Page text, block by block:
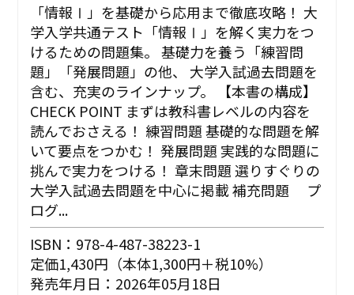
「情報Ⅰ」を基礎から応用まで徹底攻略！ 大
学入学共通テスト「情報Ⅰ」を解く実力をつ
けるための問題集。 基礎力を養う「練習問
題」「発展問題」の他、 大学入試過去問題を
含む、充実のラインナップ。 【本書の構成】
CHECK POINT まずは教科書レベルの内容を
読んでおさえる！ 練習問題 基礎的な問題を解
いて要点をつかむ！ 発展問題 実践的な問題に
挑んで実力をつける！ 章末問題 選りすぐりの
大学入試過去問題を中心に掲載 補充問題 プ
ログ...
ISBN：978-4-487-38223-1
定価1,430円（本体1,300円＋税10%）
発売年月日：2026年05月18日